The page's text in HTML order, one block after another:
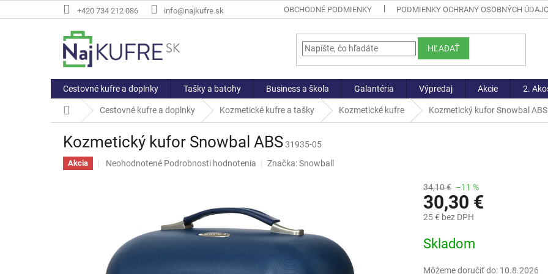
na
+420 734 212 086 info@najkufre.sk OBCHODNÉ PODMIENKY PODMIENKY OCHRANY OSOBNÝCH
HĽADAŤ
Cestovné kufre a doplnky Tašky a batohy Business a škola Galantéria Výpredaj Akcie 2.
DomovCestovné kufre a doplnky Kozmetické kufre a tašky Kozmetické kufre Kozmetický kufor Snowbal ABS
Kozmetický kufor Snowbal ABS31935-05
Akcia
Priemerné
hviezdičiek.
Neohodnotené Podrobnosti hodnotenia Značka:Snowball
34,10 € –11 %
30,30 €
25 € bez DPH
cena:
Skladom
Môžeme doručiť do: 10.8.2026